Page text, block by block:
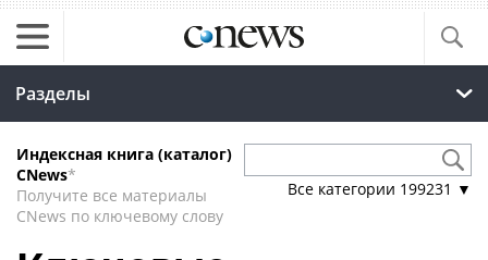
Разделы
Индексная книга (каталог)
CNews*
Получите все материалы
CNews по ключевому слову
Все категории 199231 ▼